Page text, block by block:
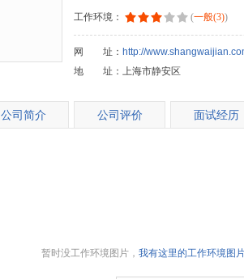
工作环境： (一般(3))
网 址： http://
地 址：上海市静安区
公司简介 公司评价 面试经历
暂时没工作环境图片， 我有这里的工作环境图